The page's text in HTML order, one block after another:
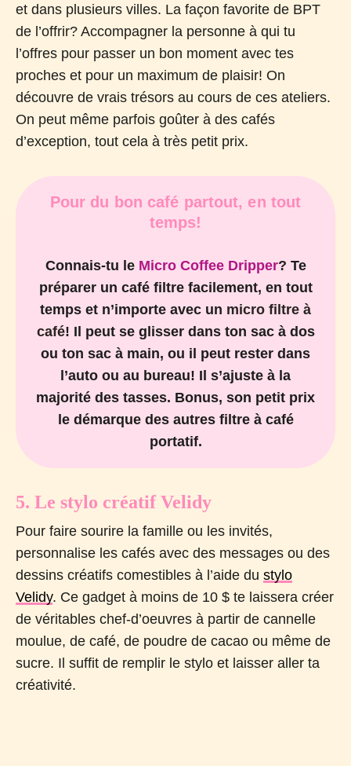
et dans plusieurs villes. La façon favorite de BPT
de l’offrir? Accompagner la personne à qui tu
l’offres pour passer un bon moment avec tes
proches et pour un maximum de plaisir! On
découvre de vrais trésors au cours de ces ateliers.
On peut même parfois goûter à des cafés
d’exception, tout cela à très petit prix.
Pour du bon café partout, en tout
temps!
Connais-tu leMicro Coffee Dripper? Te
préparer un café filtre facilement, en tout
temps et n’importe avec un micro filtre à
café! Il peut se glisser dans ton sac à dos
ou ton sac à main, ou il peut rester dans
l’auto ou au bureau! Il s’ajuste à la
majorité des tasses. Bonus, son petit prix
le démarque des autres filtre à café
portatif.
5. Le stylo créatif Velidy
Pour faire sourire la famille ou les invités,
personnalise les cafés avec des messages ou des
dessins créatifs comestibles à l’aide du stylo
Velidy. Ce gadget à moins de 10 $ te laissera créer
de véritables chef-d’oeuvres à partir de cannelle
moulue, de café, de poudre de cacao ou même de
sucre. Il suffit de remplir le stylo et laisser aller ta
créativité.